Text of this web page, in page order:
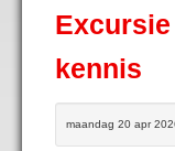
kennis
maandag 20 apr